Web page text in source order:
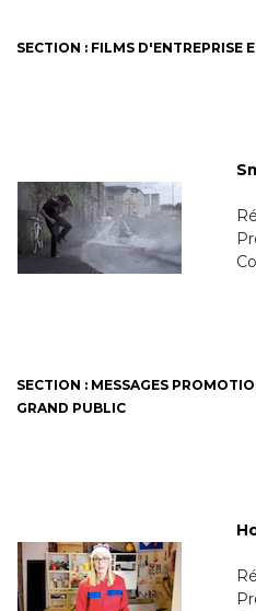
SECTION : FILMS D'ENTREPRISE
SECTION : MESSAGES
GRAND PUBLIC